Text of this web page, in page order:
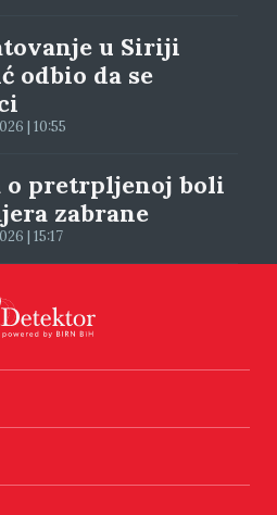
u Siriji
odbio da se
| 10:55
o pretrpljenoj boli
zabrane
| 15:17